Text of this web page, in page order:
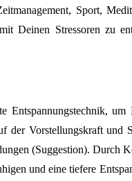
Sport,
Deinen Stressoren zu
Entspannungstechnik,
der Vorstellungskraft und
(Suggestion). Durch
und eine tiefere